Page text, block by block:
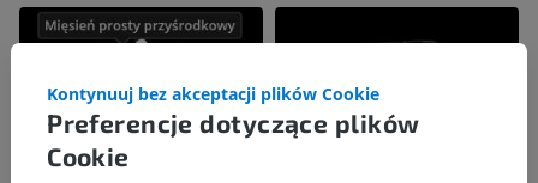
Preferencje dotyczące plików
Cookie
Kontynuuj bez akceptacji plików Cookie